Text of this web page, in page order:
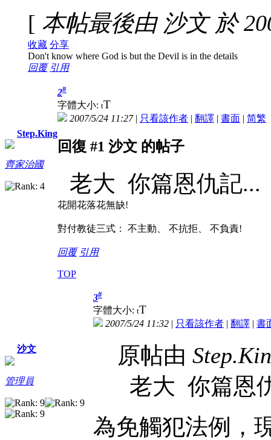
[ 本帖最後由 沙文 於
收藏 分享
Don't know where God is but the Devil is in the details
回覆 引用
Step.King
齊家治國
2#
字體大小: tT
2007/5/24 11:27| 只看該作者 | 翻譯 | 書面 | 简繁
回復 #1 沙文 的帖子
老大 你篇恩仇記...
花開花落花無缺!
對付教徒三式： 不主動、 不抗拒、 不負責!
回覆 引用
TOP
沙文
管理員
3#
字體大小: tT
2007/5/24 11:32 | 只看該作者 | 翻譯 | 書
原帖由
老大 你篇恩
為免觸犯法例，